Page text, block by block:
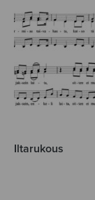
Iltarukous